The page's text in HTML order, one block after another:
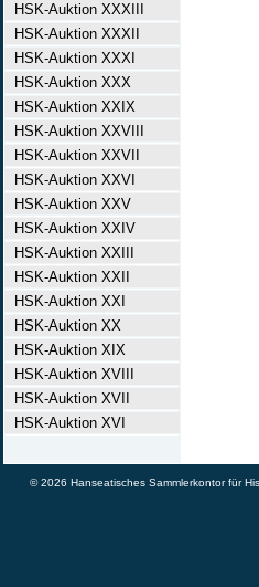
HSK-Auktion XXXIII
HSK-Auktion XXXII
HSK-Auktion XXXI
HSK-Auktion XXX
HSK-Auktion XXIX
HSK-Auktion XXVIII
HSK-Auktion XXVII
HSK-Auktion XXVI
HSK-Auktion XXV
HSK-Auktion XXIV
HSK-Auktion XXIII
HSK-Auktion XXII
HSK-Auktion XXI
HSK-Auktion XX
HSK-Auktion XIX
HSK-Auktion XVIII
HSK-Auktion XVII
HSK-Auktion XVI
© 2026 Hanseatisches Sammlerkontor für